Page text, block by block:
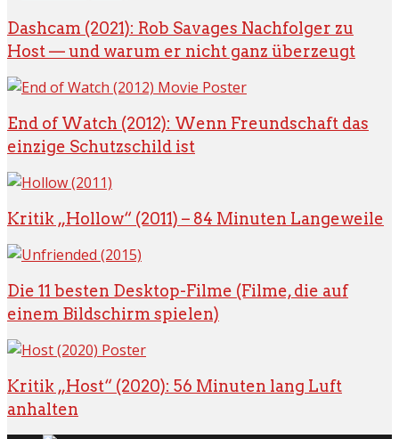
Dashcam (2021): Rob Savages Nachfolger zu
Host — und warum er nicht ganz überzeugt
End of Watch (2012): Wenn Freundschaft das
einzige Schutzschild ist
Kritik „Hollow“ (2011) – 84 Minuten Langeweile
Die 11 besten Desktop-Filme (Filme, die auf
einem Bildschirm spielen)
Kritik „Host“ (2020): 56 Minuten lang Luft
anhalten